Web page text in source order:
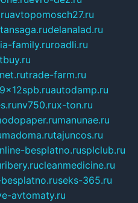
avtopomosch27.ru
delanalad.ru
family.ruroadli.ru
trade-farm.ru
autodamp.ru
nv750.rux-ton.ru
manunae.ru
madoma.rutajuncos.ru
besplatno.rusplclub.ru
ribery.rucleanmedicine.ru
seks-365.ru
avtomaty.ru